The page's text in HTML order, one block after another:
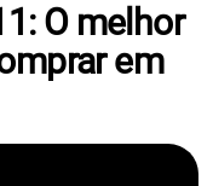
O melhor
em